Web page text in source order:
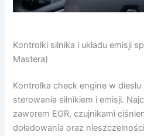
Kontrolki silnika i układu emisji
Mastera)
Kontrolka check engine w dieslu
sterowania silnikiem i emisji.
zaworem EGR, czujnikami
doładowania oraz